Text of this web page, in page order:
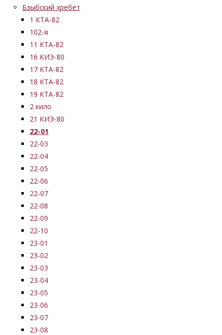
Бзыбский хребет
1 КТА-82
102-я
11 КТА-82
16 КИЭ-80
17 КТА-82
18 КТА-82
19 КТА-82
2 кило
21 КИЭ-80
22-01
22-03
22-04
22-05
22-06
22-07
22-08
22-09
22-10
23-01
23-02
23-03
23-04
23-05
23-06
23-07
23-08